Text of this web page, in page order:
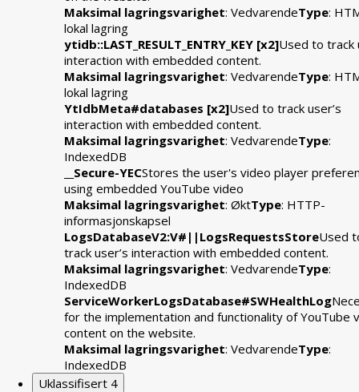
Maksimal lagringsvarighet: VedvarendeType:
lokal lagring
ytidb::LAST_RESULT_ENTRY_KEY [x2]Used to track
interaction with embedded content.
Maksimal lagringsvarighet: VedvarendeType:
lokal lagring
YtIdbMeta#databases [x2]Used to track user’s
interaction with embedded content.
Maksimal lagringsvarighet: VedvarendeType:
IndexedDB
__Secure-YECStores the user's video player
using embedded YouTube video
Maksimal lagringsvarighet: ØktType: HTTP-
informasjonskapsel
LogsDatabaseV2:V#||LogsRequestsStoreUsed
track user’s interaction with embedded content.
Maksimal lagringsvarighet: VedvarendeType:
IndexedDB
ServiceWorkerLogsDatabase#SWHealthLog
for the implementation and functionality of YouTube
content on the website.
Maksimal lagringsvarighet: VedvarendeType:
IndexedDB
Uklassifisert 4